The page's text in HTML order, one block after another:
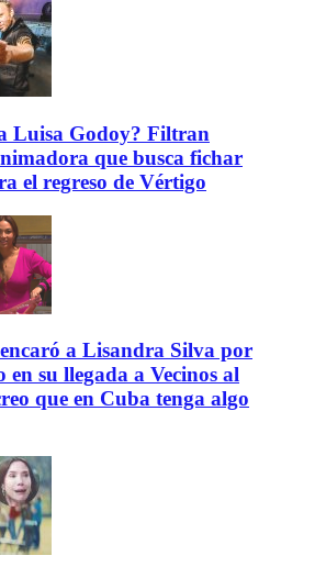
Luisa Godoy? Filtran
que busca fichar
el regreso de Vértigo
a Lisandra Silva por
en su llegada a Vecinos al
que en Cuba tenga algo